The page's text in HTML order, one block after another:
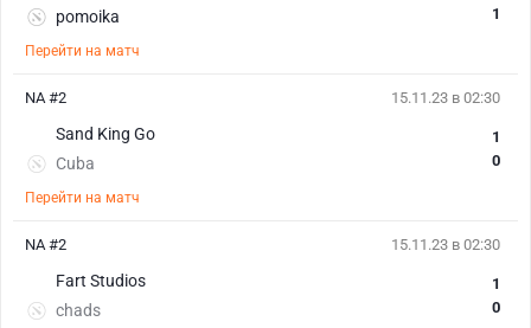
pomoika 1
Перейти на матч
15.11.23 в 02:30
Sand King Go
Cuba
1
0
Перейти на матч
NA #2
15.11.23 в 02:30
Fart Studios
chads
1
0
NA #2